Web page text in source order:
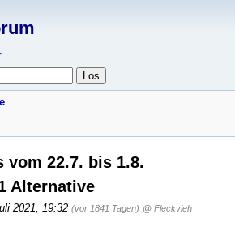
vom 22.7. bis 1.8.
Alternative
2021, 19:32 (vor 1841 Tagen) @ Fleckvieh